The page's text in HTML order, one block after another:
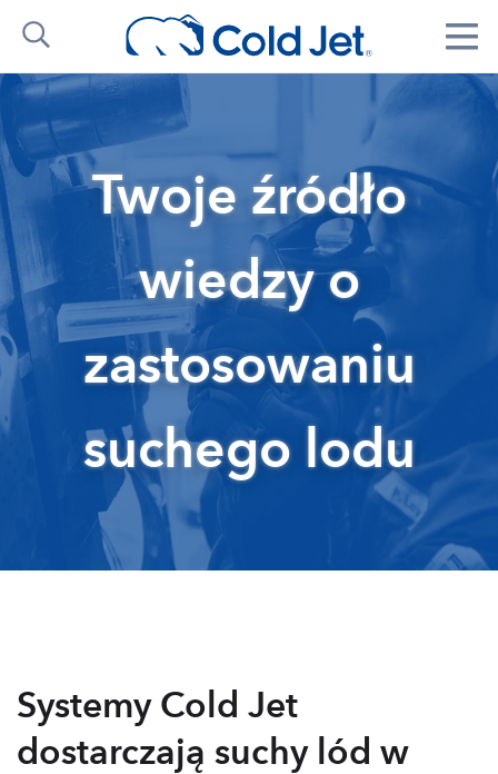
Twoje źródło
wiedzy o
zastosowaniu
suchego lodu
Systemy Cold Jet
dostarczają suchy lód w